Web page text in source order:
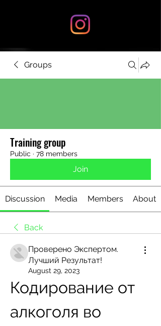
Groups
Training group
Public · 78 members
Join
Discussion Media Members About
Back
Проверено Экспертом.
Лучший Результат!
August 29, 2023
Кодирование от
алкоголя во